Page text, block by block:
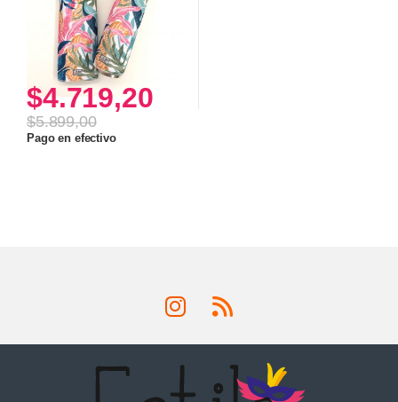
$4.719,20
$5.899,00
Pago en efectivo